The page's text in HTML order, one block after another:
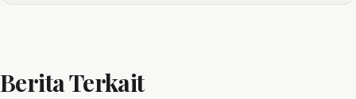
Berita Terkait